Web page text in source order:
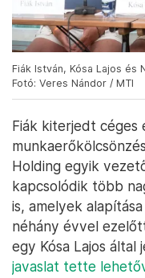
Fiák István, Kósa Lajos és
Fotó: Veres Nándor / MTI
Fiák kiterjedt
Holding egyik
kapcsolódik több
is, amelyek
néhány évvel
egy Kósa Lajos által
javaslat tette